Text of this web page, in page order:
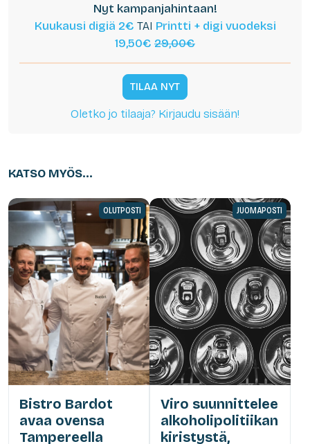
Nyt kampanjahintaan!
Kuukausi digiä 2€ TAI Printti + digi vuodeksi
19,50€ 29,00€
TILAA NYT
Oletko jo tilaaja? Kirjaudu sisään!
KATSO MYÖS...
OLUTPOSTI
Bistro Bardot
avaa ovensa
Tampereella
JUOMAPOSTI
Viro suunnittelee
alkoholipolitiikan
kiristystä,